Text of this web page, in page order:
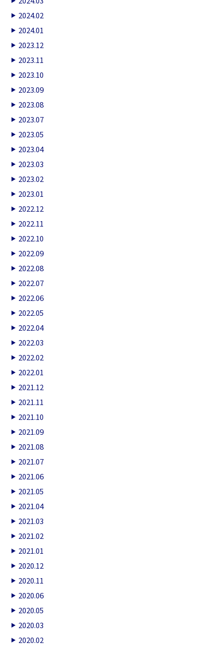
2024.02
2024.01
2023.12
2023.11
2023.10
2023.09
2023.08
2023.07
2023.05
2023.04
2023.03
2023.02
2023.01
2022.12
2022.11
2022.10
2022.09
2022.08
2022.07
2022.06
2022.05
2022.04
2022.03
2022.02
2022.01
2021.12
2021.11
2021.10
2021.09
2021.08
2021.07
2021.06
2021.05
2021.04
2021.03
2021.02
2021.01
2020.12
2020.11
2020.06
2020.05
2020.03
2020.02